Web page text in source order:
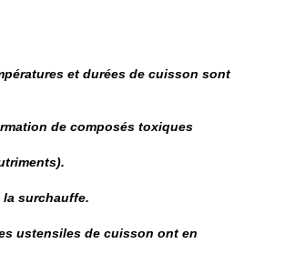
et durées de cuisson sont
de composés toxiques
surchauffe.
ustensiles de cuisson ont en